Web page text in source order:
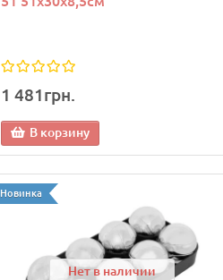
1 481грн.
В корзину
Новинка
Нет в наличии